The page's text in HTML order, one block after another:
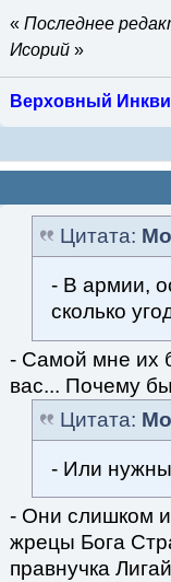
« Последнее
Исорий»
Верховный
Цитата:
- В армии,
сколько
- Самой мне их
вас... Почему
Цитата:
- Или
- Они слишком
жрецы Бога
правнучка